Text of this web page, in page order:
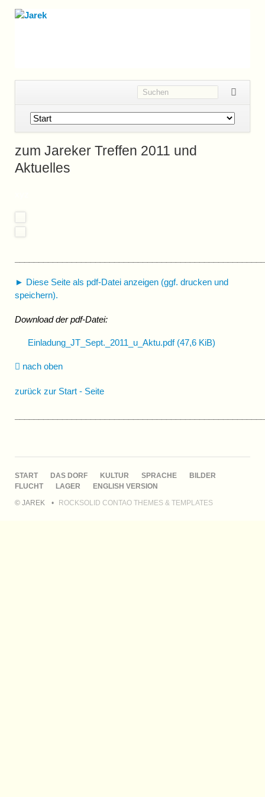
Navigation
überspringen
zum Jareker Treffen 2011 und
Aktuelles
► Diese Seite als pdf-Datei anzeigen (ggf. drucken und
speichern).
Download der pdf-Datei:
Einladung_JT_Sept._2011_u_Aktu.pdf (47,6 KiB)
nach oben
zurück zur Start - Seite
NAVIGATION
ÜBERSPRINGEN
START DAS DORF KULTUR SPRACHE
BILDER
FLUCHT
LAGER
ENGLISH VERSION
© JAREK
ROCKSOLID CONTAO THEMES & TEMPLATES